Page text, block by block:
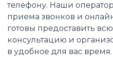
телефону. Наши
приема звонков и
готовы предоставить
консультацию и
в удобное для вас время.